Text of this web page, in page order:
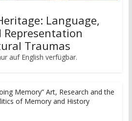
Language,
Representation
Traumas
auf English verfügbar.
Memory” Art, Research and the
of Memory and History